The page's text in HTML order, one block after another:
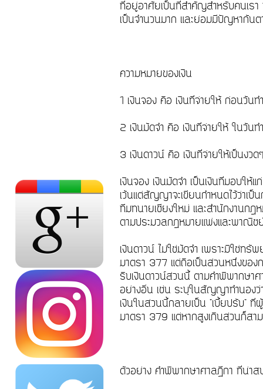
ที่อยู่อาศัยเป็นที่สำคัญสำหรับคนเรา
เป็นจำนวนมาก และย่อมมีปัญหากัน
ความหมายของเงิน
1 เงินจอง คือ เงินที่จ่ายให้ ก่อนวัน
2 เงินมัดจำ คือ เงินที่จ่ายให้ ในวั
3 เงินดาวน์ คือ เงินที่จ่ายให้เป็นง
เงินจอง เงินมัดจำ เป็นเงินที่มอบใ
เว้นแต่สัญญาจะเขียนกำหนดไว้ว่าเ
ทีมทนายเชียงใหม่ และสำนักงานกฎ
ตามประมวลกฎหมายแพ่งและพาณิ
เงินดาวน์ ไม่ใช่มัดจำ เพราะมิใช่
มาตรา 377 แต่ถือเป็นส่วนหนึ่งขอ
ริบเงินดาวน์ส่วนนี้ ตามคำพิพากษ
อย่างอื่น เช่น ระบุในสัญญาทำนอง
เงินในส่วนนี้กลายเป็น "เบี้ยปรับ"
มาตรา 379 แต่หากสูงเกินส่วนก็ส
ตัวอย่าง คำพิพากษาศาลฏีกา ที่น่า